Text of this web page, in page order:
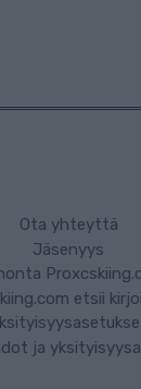
Ota yhteyttä
Jäsenyys
etsii
ja